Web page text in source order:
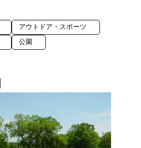
アウトドア・スポーツ
公園